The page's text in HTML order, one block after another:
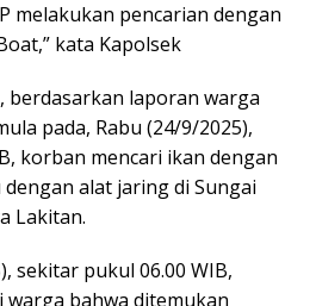
melakukan pencarian dengan
kata Kapolsek
berdasarkan laporan warga
pada, Rabu (24/9/2025),
korban mencari ikan dengan
alat jaring di Sungai
Lakitan.
sekitar pukul 06.00 WIB,
bahwa ditemukan